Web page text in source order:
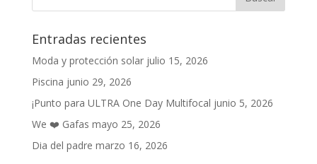
Entradas recientes
Moda y protección solar julio 15, 2026
Piscina junio 29, 2026
¡Punto para ULTRA One Day Multifocal junio 5, 2026
We ❤️ Gafas mayo 25, 2026
Dia del padre marzo 16, 2026